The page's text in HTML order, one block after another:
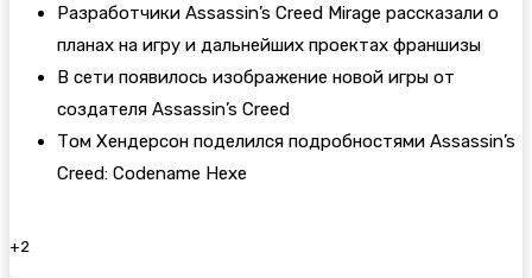
Разработчики Assassin’s Creed Mirage рассказали о
планах на игру и дальнейших проектах франшизы
В сети появилось изображение новой игры от
создателя Assassin’s Creed
Том Хендерсон поделился подробностями Assassin’s
Creed: Codename Hexe
+2